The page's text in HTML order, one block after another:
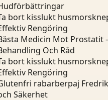
bort kisslukt
Rengöring
Medicin Mot Prostatit
Och Råd
bort kisslukt
Rengöring
rabarberpaj
Säkerhet